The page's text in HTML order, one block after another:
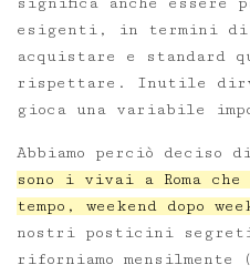
esigenti, in termini di
acquistare e standard
rispettare. Inutile
gioca una variabile
Abbiamo perciò deciso
sono i vivai a Roma che
tempo, weekend dopo
nostri posticini
riforniamo mensilmente